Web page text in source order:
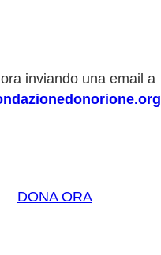
inviando una email a
DONA ORA